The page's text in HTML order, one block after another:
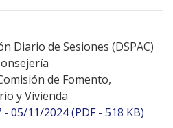
Diario de Sesiones (DSPAC)
de Fomento,
y Vivienda
- 05/11/2024 (PDF - 518 KB)